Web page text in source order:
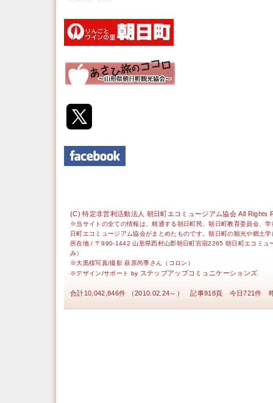
(C) 特定非営利活動法人 朝日町エコミュージアム協会 All Rights
※当サイトの全ての情報は、精通する朝日町民、朝日町教育委員会、
日町エコミュージアム協会がまとめたものです。朝日町の観光や郷土
所在地 / 〒990-1442 山形県西村山郡朝日町宮宿2265 朝日町エコミ
み）
※大黒様写真/撮影 萩原尚季さん（コロン）
※デザイン/サポート by ステップアップコミュニケーションズ
合計10,042,846件 （2010.02.24～） 記事918頁 今日721件